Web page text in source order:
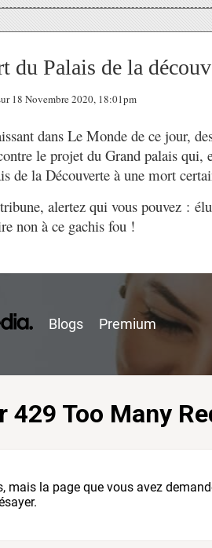
du Palais de la
18 Novembre 2020, 18:01pm
dans Le Monde de ce jour,
le projet du Grand palais qui,
de la Découverte à une mort
alertez qui vous pouvez :
non à ce gachis fou !